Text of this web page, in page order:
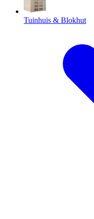
Tuinhuis & Blokhut